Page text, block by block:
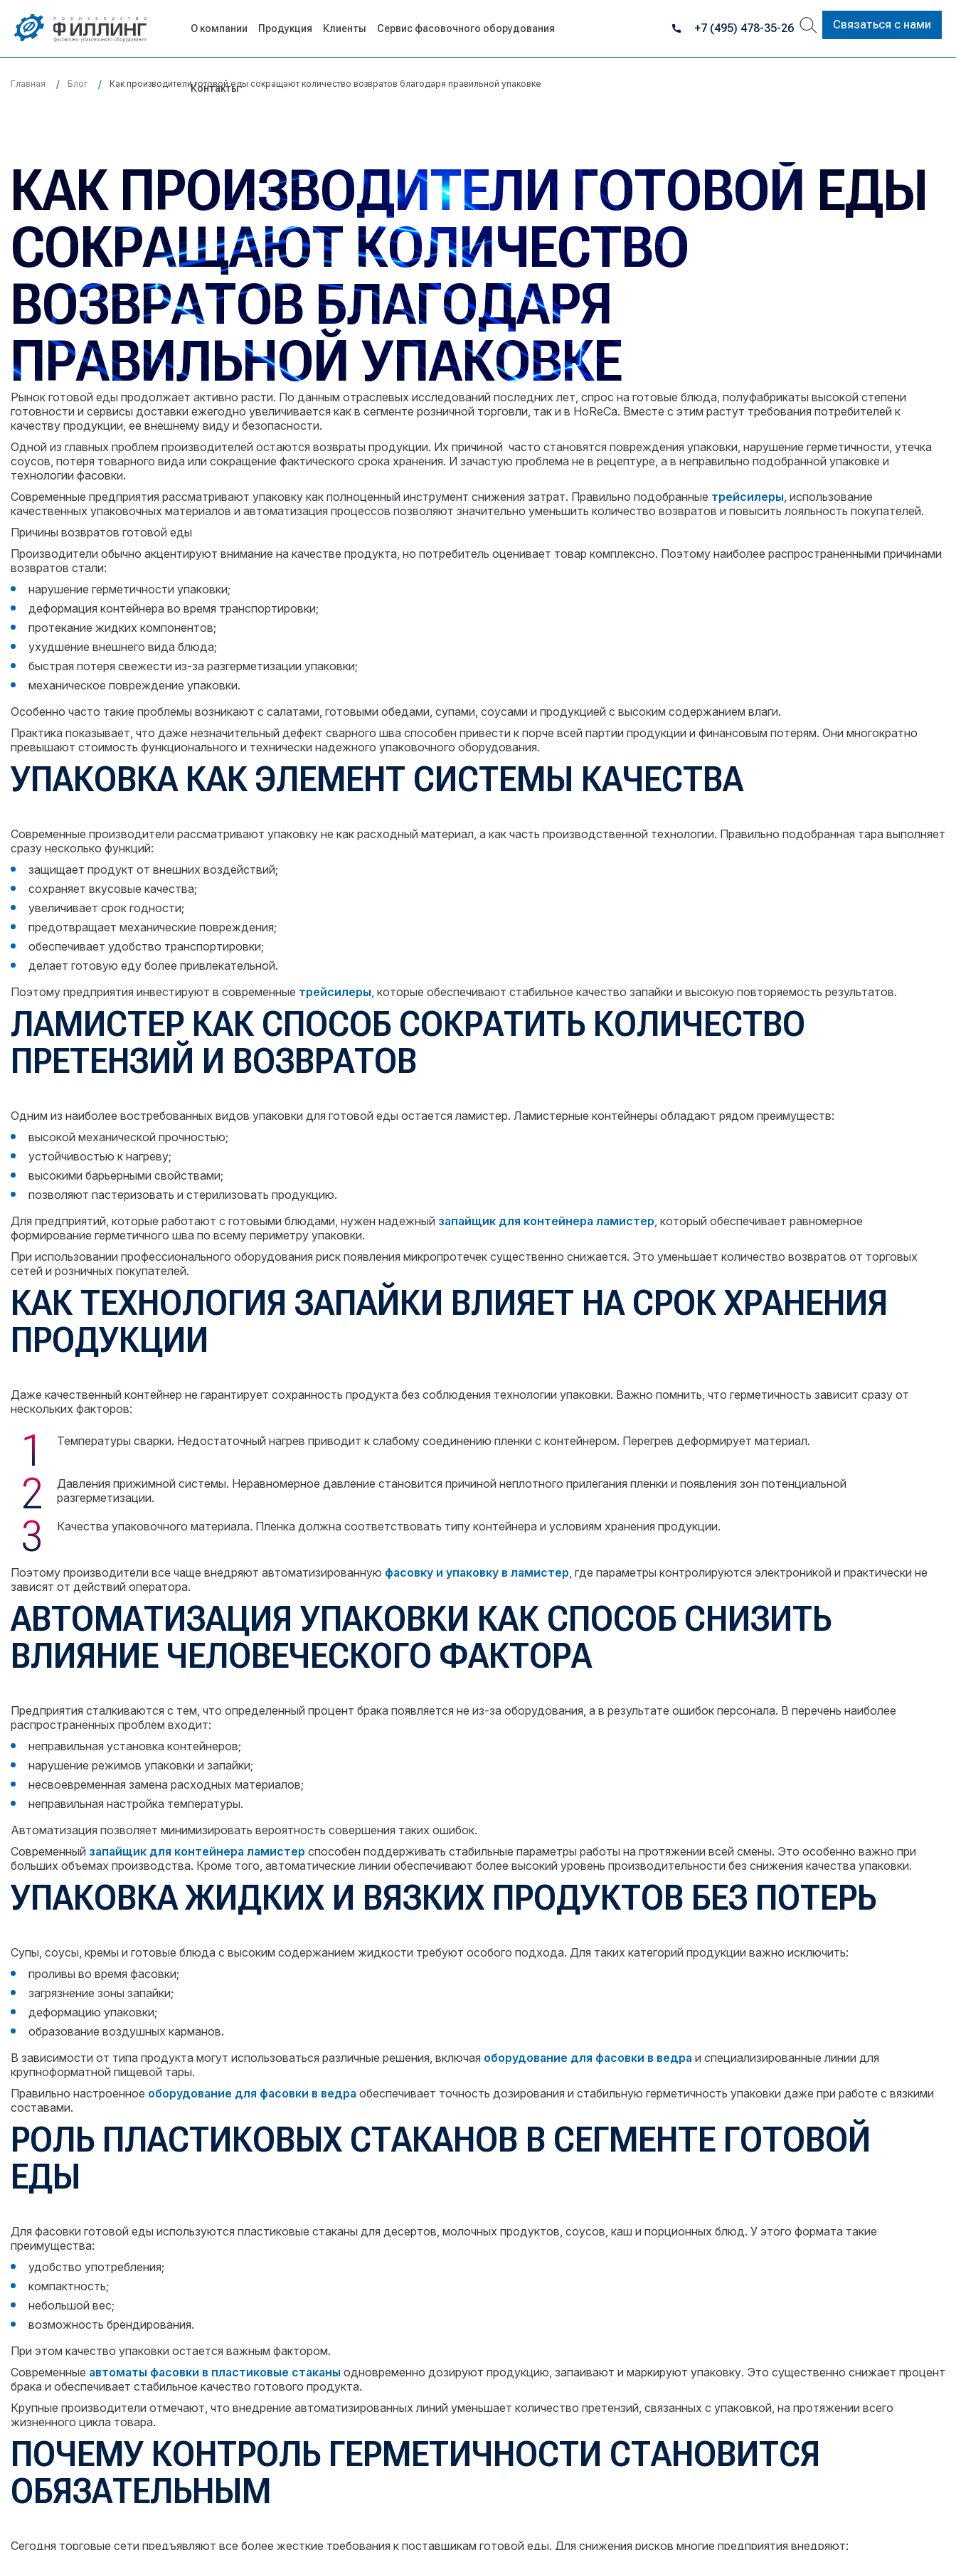
О компании Продукция Клиенты Сервис фасовочного оборудования
Контакты
+7 (495) 478-35-26 Связаться с нами
Главная Блог Как производители готовой еды сокращают количество возвратов благодаря правильной упаковке
КАК ПРОИЗВОДИТЕЛИ ГОТОВОЙ ЕДЫ
СОКРАЩАЮТ КОЛИЧЕСТВО
ВОЗВРАТОВ БЛАГОДАРЯ
ПРАВИЛЬНОЙ УПАКОВКЕ
Рынок готовой еды продолжает активно расти. По данным отраслевых исследований последних лет, спрос на готовые блюда, полуфабрикаты высокой степени
готовности и сервисы доставки ежегодно увеличивается как в сегменте розничной торговли, так и в HoReCa. Вместе с этим растут требования потребителей к
качеству продукции, ее внешнему виду и безопасности.
Одной из главных проблем производителей остаются возвраты продукции. Их причиной часто становятся повреждения упаковки, нарушение герметичности, утечка
соусов, потеря товарного вида или сокращение фактического срока хранения. И зачастую проблема не в рецептуре, а в неправильно подобранной упаковке и
технологии фасовки.
Современные предприятия рассматривают упаковку как полноценный инструмент снижения затрат. Правильно подобранные трейсилеры, использование
качественных упаковочных материалов и автоматизация процессов позволяют значительно уменьшить количество возвратов и повысить лояльность покупателей.
Причины возвратов готовой еды
Производители обычно акцентируют внимание на качестве продукта, но потребитель оценивает товар комплексно. Поэтому наиболее распространенными причинами
возвратов стали:
нарушение герметичности упаковки;
деформация контейнера во время транспортировки;
протекание жидких компонентов;
ухудшение внешнего вида блюда;
быстрая потеря свежести из-за разгерметизации упаковки;
механическое повреждение упаковки.
Особенно часто такие проблемы возникают с салатами, готовыми обедами, супами, соусами и продукцией с высоким содержанием влаги.
Практика показывает, что даже незначительный дефект сварного шва способен привести к порче всей партии продукции и финансовым потерям. Они многократно
превышают стоимость функционального и технически надежного упаковочного оборудования.
УПАКОВКА КАК ЭЛЕМЕНТ СИСТЕМЫ КАЧЕСТВА
Современные производители рассматривают упаковку не как расходный материал, а как часть производственной технологии. Правильно подобранная тара выполняет
сразу несколько функций:
защищает продукт от внешних воздействий;
сохраняет вкусовые качества;
увеличивает срок годности;
предотвращает механические повреждения;
обеспечивает удобство транспортировки;
делает готовую еду более привлекательной.
Поэтому предприятия инвестируют в современные трейсилеры, которые обеспечивают стабильное качество запайки и высокую повторяемость результатов.
ЛАМИСТЕР КАК СПОСОБ СОКРАТИТЬ КОЛИЧЕСТВО
ПРЕТЕНЗИЙ И ВОЗВРАТОВ
Одним из наиболее востребованных видов упаковки для готовой еды остается ламистер. Ламистерные контейнеры обладают рядом преимуществ:
высокой механической прочностью;
устойчивостью к нагреву;
высокими барьерными свойствами;
позволяют пастеризовать и стерилизовать продукцию.
Для предприятий, которые работают с готовыми блюдами, нужен надежный запайщик для контейнера ламистер, который обеспечивает равномерное
формирование герметичного шва по всему периметру упаковки.
При использовании профессионального оборудования риск появления микропротечек существенно снижается. Это уменьшает количество возвратов от торговых
сетей и розничных покупателей.
КАК ТЕХНОЛОГИЯ ЗАПАЙКИ ВЛИЯЕТ НА СРОК ХРАНЕНИЯ
ПРОДУКЦИИ
Даже качественный контейнер не гарантирует сохранность продукта без соблюдения технологии упаковки. Важно помнить, что герметичность зависит сразу от
нескольких факторов:
Температуры сварки. Недостаточный нагрев приводит к слабому соединению пленки с контейнером. Перегрев деформирует материал.
Давления прижимной системы. Неравномерное давление становится причиной неплотного прилегания пленки и появления зон потенциальной
разгерметизации.
Качества упаковочного материала. Пленка должна соответствовать типу контейнера и условиям хранения продукции.
Поэтому производители все чаще внедряют автоматизированную фасовку и упаковку в ламистер, где параметры контролируются электроникой и практически не
зависят от действий оператора.
АВТОМАТИЗАЦИЯ УПАКОВКИ КАК СПОСОБ СНИЗИТЬ
ВЛИЯНИЕ ЧЕЛОВЕЧЕСКОГО ФАКТОРА
Предприятия сталкиваются с тем, что определенный процент брака появляется не из-за оборудования, а в результате ошибок персонала. В перечень наиболее
распространенных проблем входит:
неправильная установка контейнеров;
нарушение режимов упаковки и запайки;
несвоевременная замена расходных материалов;
неправильная настройка температуры.
Автоматизация позволяет минимизировать вероятность совершения таких ошибок.
Современный запайщик для контейнера ламистер способен поддерживать стабильные параметры работы на протяжении всей смены. Это особенно важно при
больших объемах производства. Кроме того, автоматические линии обеспечивают более высокий уровень производительности без снижения качества упаковки.
УПАКОВКА ЖИДКИХ И ВЯЗКИХ ПРОДУКТОВ БЕЗ ПОТЕРЬ
Супы, соусы, кремы и готовые блюда с высоким содержанием жидкости требуют особого подхода. Для таких категорий продукции важно исключить:
проливы во время фасовки;
загрязнение зоны запайки;
деформацию упаковки;
образование воздушных карманов.
В зависимости от типа продукта могут использоваться различные решения, включая оборудование для фасовки в ведра и специализированные линии для
крупноформатной пищевой тары.
Правильно настроенное оборудование для фасовки в ведра обеспечивает точность дозирования и стабильную герметичность упаковки даже при работе с вязкими
составами.
РОЛЬ ПЛАСТИКОВЫХ СТАКАНОВ В СЕГМЕНТЕ ГОТОВОЙ
ЕДЫ
Для фасовки готовой еды используются пластиковые стаканы для десертов, молочных продуктов, соусов, каш и порционных блюд. У этого формата такие
преимущества:
удобство употребления;
компактность;
небольшой вес;
возможность брендирования.
При этом качество упаковки остается важным фактором.
Современные автоматы фасовки в пластиковые стаканы одновременно дозируют продукцию, запаивают и маркируют упаковку. Это существенно снижает процент
брака и обеспечивает стабильное качество готового продукта.
Крупные производители отмечают, что внедрение автоматизированных линий уменьшает количество претензий, связанных с упаковкой, на протяжении всего
жизненного цикла товара.
ПОЧЕМУ КОНТРОЛЬ ГЕРМЕТИЧНОСТИ СТАНОВИТСЯ
ОБЯЗАТЕЛЬНЫМ
Сегодня торговые сети предъявляют все более жесткие требования к поставщикам готовой еды. Для снижения рисков многие предприятия внедряют: